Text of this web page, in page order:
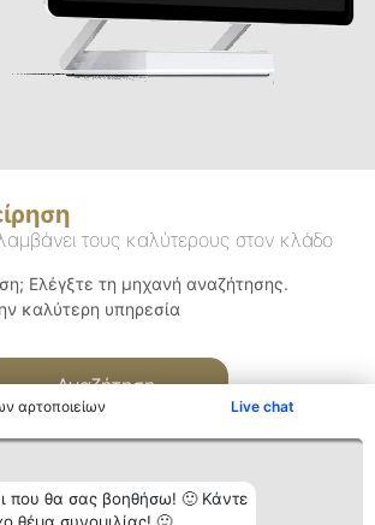
αρτοποιείων Live chat
που θα σας βοηθήσω! 🙂 Κάντε
τους καλύτερους στον κλάδο
Ελέγξτε τη μηχανή αναζήτησης.
καλύτερη υπηρεσία
Αναζήτηση